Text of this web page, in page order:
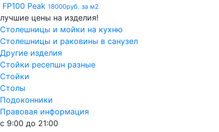
FP100 Peak 18000руб. за м2
лучшие цены на изделия!
Столешницы и мойки на кухню
Столешницы и раковины в санузел
Другие изделия
Стойки ресепшн разные
Стойки
Столы
Подоконники
Правовая информация
с 9:00 до 21:00